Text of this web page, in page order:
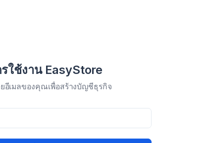
ใช้งาน EasyStore
อีเมลของคุณเพื่อสร้างบัญชีธุรกิจ